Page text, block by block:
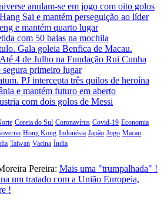
anulam-se em jogo com oito golos
Sai e mantém perseguição ao líder
e mantém quarto lugar
com 50 balas na mochila
Gala goleia Benfica de Macau.
4 de Julho na Fundação Rui Cunha
segura primeiro lugar
PJ intercepta três quilos de heroína
e mantém futuro em aberto
com dois golos de Messi
Coreia do Sul Coronavírus Covid-19 Economia
Hong Kong Indonésia Japão Jogo Macau
Taiwan Vacina Índia
Pereira: Mais uma "trumpalhada" !
um tratado com a União Europeia,
!